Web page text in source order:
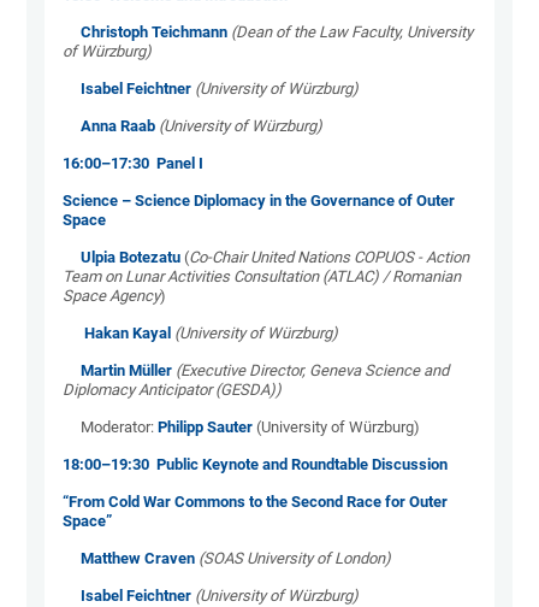
Christoph Teichmann (Dean of the Law Faculty, University
of Würzburg)
Isabel Feichtner (University of Würzburg)
Anna Raab (University of Würzburg)
16:00–17:30 Panel I
Science – Science Diplomacy in the Governance of Outer
Space
Ulpia Botezatu (Co-Chair United Nations COPUOS - Action
Team on Lunar Activities Consultation (ATLAC) / Romanian
Space Agency)
Hakan Kayal (University of Würzburg)
Martin Müller (Executive Director, Geneva Science and
Diplomacy Anticipator (GESDA))
Moderator:Philipp Sauter (University of Würzburg)
18:00–19:30 Public Keynote and Roundtable Discussion
“From Cold War Commons to the Second Race for Outer
Space”
Matthew Craven (SOAS University of London)
Isabel Feichtner (University of Würzburg)